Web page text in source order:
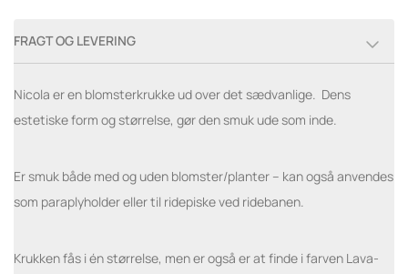
FRAGT OG LEVERING
Nicola er en blomsterkrukke ud over det sædvanlige. Dens
estetiske form og størrelse, gør den smuk ude som inde.
Er smuk både med og uden blomster/planter – kan også anvendes
som paraplyholder eller til ridepiske ved ridebanen.
Krukken fås i én størrelse, men er også er at finde i farven Lava-